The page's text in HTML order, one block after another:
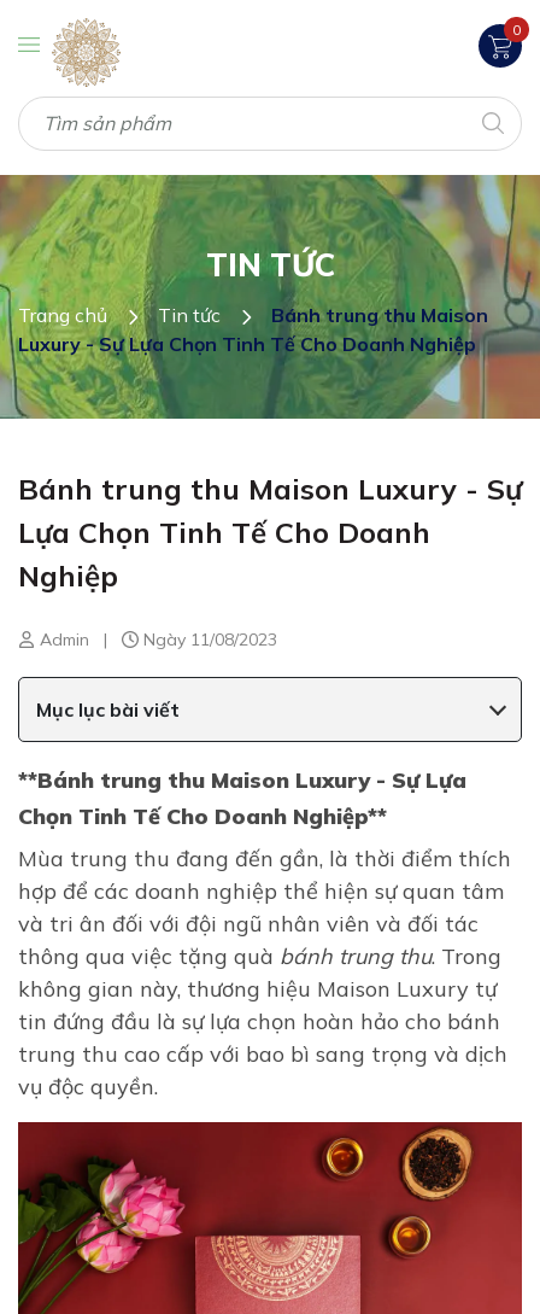
0
TIN TỨC
Trang chủ Tin tức
Bánh trung thu Maison
Luxury - Sự Lựa Chọn Tinh Tế Cho Doanh Nghiệp
Bánh trung thu Maison Luxury - Sự
Lựa Chọn Tinh Tế Cho Doanh
Nghiệp
Admin | Ngày 11/08/2023
Mục lục bài viết
**Bánh trung thu Maison Luxury - Sự Lựa
Chọn Tinh Tế Cho Doanh Nghiệp**
Mùa trung thu đang đến gần, là thời điểm thích
hợp để các doanh nghiệp thể hiện sự quan tâm
và tri ân đối với đội ngũ nhân viên và đối tác
thông qua việc tặng quà bánh trung thu. Trong
không gian này, thương hiệu Maison Luxury tự
tin đứng đầu là sự lựa chọn hoàn hảo cho bánh
trung thu cao cấp với bao bì sang trọng và dịch
vụ độc quyền.